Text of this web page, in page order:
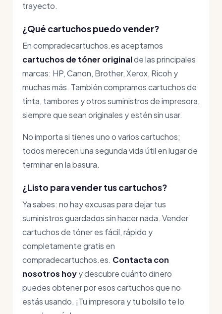
trayecto.
¿Qué cartuchos puedo vender?
En compradecartuchos.es aceptamos
cartuchos de tóner originalde las principales
marcas: HP, Canon, Brother, Xerox, Ricoh y
muchas más. También compramos cartuchos de
tinta, tambores y otros suministros de impresora,
siempre que sean originales y estén sin usar.
No importa si tienes uno o varios cartuchos;
todos merecen una segunda vida útil en lugar de
terminar en la basura.
¿Listo para vender tus cartuchos?
Ya sabes: no hay excusas para dejar tus
suministros guardados sin hacer nada. Vender
cartuchos de tóner es fácil, rápido y
completamente gratis en
compradecartuchos.es. Contacta con
nosotros hoyy descubre cuánto dinero
puedes obtener por esos cartuchos que no
estás usando. ¡Tu impresora y tu bolsillo te lo